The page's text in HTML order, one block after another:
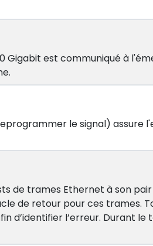
est communiqué à
eprogrammer le signal) assure
trames Ethernet à son
de retour pour ces trames.
d’identifier l’erreur.